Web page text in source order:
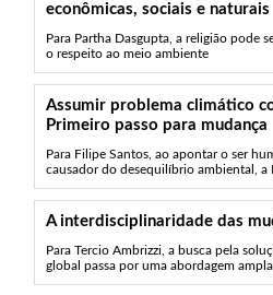
econômicas, sociais e naturais
Para Partha Dasgupta, a religião pode
o respeito ao meio ambiente
Assumir problema climático
Primeiro passo para mudança
Para Filipe Santos, ao apontar o ser
causador do desequilíbrio ambiental, a
A interdisciplinaridade das
Para Tercio Ambrizzi, a busca pela
global passa por uma abordagem